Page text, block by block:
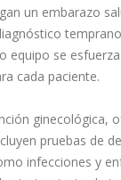
un embarazo
equipo se
cada paciente.⁣
ginecológica,
pruebas de
infecciones y